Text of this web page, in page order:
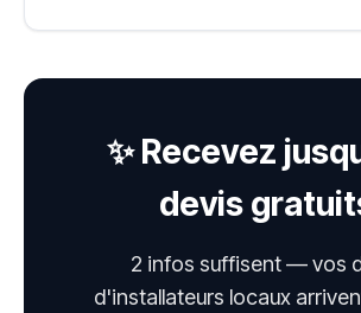
✨ Recevez
devis
2 infos suffisent — vos
d'installateurs locaux